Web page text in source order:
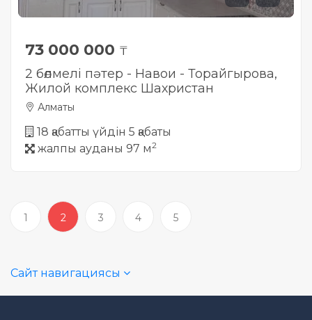
73 000 000 ₸
2 бөлмелі пәтер - Навои - Торайгырова,
Жилой комплекс Шахристан
Алматы
18 қабатты үйдін 5 қабаты
жалпы ауданы 97 м2
1 2 3 4 5
Сайт навигациясы